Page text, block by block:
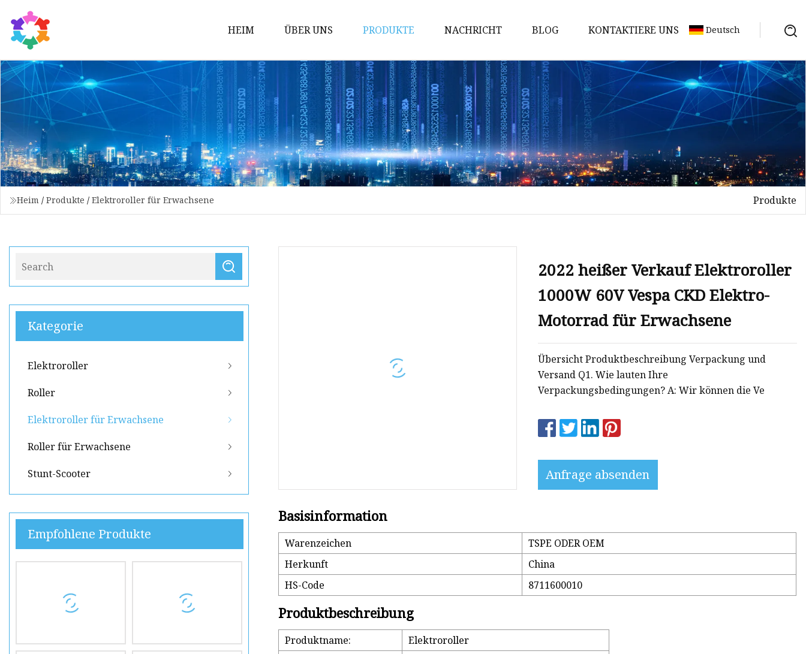
HEIM ÜBER UNS PRODUKTE
Elektroroller
Roller
Elektroroller für Erwachsene
Roller für Erwachsene
Stunt-Scooter
NACHRICHT BLOG KONTAKTIERE UNS Deutsch
Heim / Produkte / Elektroroller für Erwachsene Produkte
Kategorie
Elektroroller
Roller
Elektroroller für Erwachsene
Roller für Erwachsene
Stunt-Scooter
Empfohlene Produkte
2022 heißer Verkauf Elektroroller
1000W 60V Vespa CKD Elektro-
Motorrad für Erwachsene
Übersicht Produktbeschreibung Verpackung und
Versand Q1. Wie lauten Ihre
Verpackungsbedingungen? A: Wir können die Ve
Anfrage absenden
Basisinformation
Warenzeichen
TSPE ODER OEM
Herkunft
China
HS-Code
8711600010
Produktbeschreibung
Produktname:
Elektroroller